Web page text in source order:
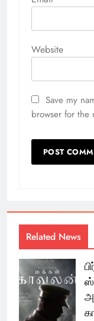
Website
Save my
browser for the
Related News